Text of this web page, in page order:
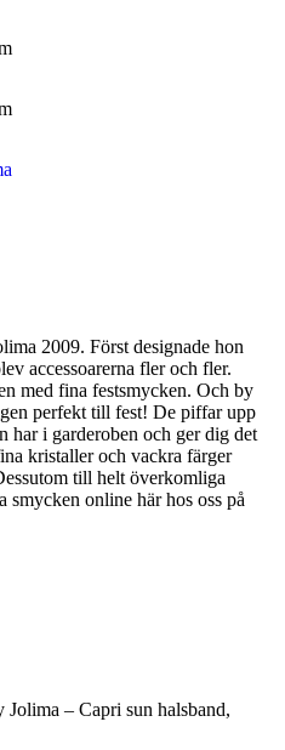
2009. Först designade hon
accessoarerna fler och fler.
med fina festsmycken. Och by
perfekt till fest! De piffar upp
har i garderoben och ger dig det
kristaller och vackra färger
till helt överkomliga
online här hos oss på
Jolima – Capri sun halsband,